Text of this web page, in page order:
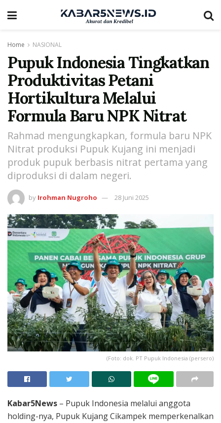
Home NASIONAL
Pupuk Indonesia Tingkatkan
Produktivitas Petani
Hortikultura Melalui
Formula Baru NPK Nitrat
Rahmad mengungkapkan, formula baru NPK
Nitrat produksi Pupuk Kujang ini menjadi
produk pupuk berbasis nitrat pertama yang
diproduksi di dalam negeri.
by Irohman Nugroho 28 Juni 2025
(Foto: dok. PT Pupuk Indonesia (persero)
Kabar5News – Pupuk Indonesia melalui anggota
holding-nya, Pupuk Kujang Cikampek memperkenalkan